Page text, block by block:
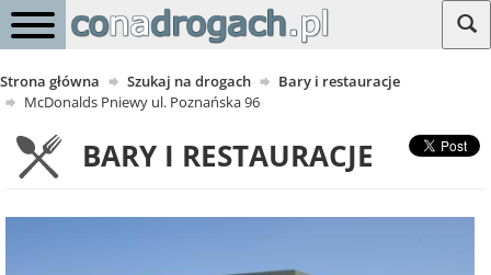
Strona główna Szukaj na drogach
Bary i restauracje
McDonalds Pniewy ul. Poznańska 96
BARY I RESTAURACJE